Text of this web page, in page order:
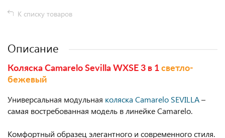
К списку товаров
Описание
Коляска Camarelo Sevilla WXSE 3 в 1 светло-
бежевый
Универсальная модульная коляска Camarelo SEVILLA–
самая востребованная модель в линейке Camarelo.
Комфортный образец элегантного и современного стиля.